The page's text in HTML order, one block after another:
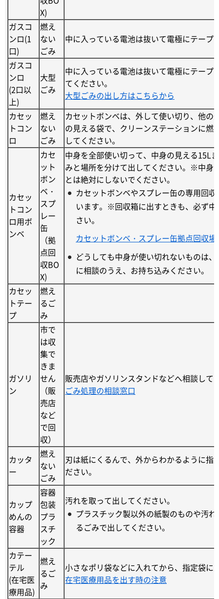
X)
ガスコ
ンロ(1
口)
燃え
ない
ごみ
中に入っている電池は抜いて電極にテープ
ガスコ
ンロ
(2口以
上)
大型
ごみ
中に入っている電池は抜いて電極にテープ
てください。
大型ごみの出し方はこちらから
カセッ
トコン
ロ
燃え
ない
ごみ
カセットボンベは、外して使い切り、他の
の見える袋で、クリーンステーションに燃
してください。
カセッ
トコン
ロ用ボ
ンベ
カセ
ット
ボン
ベ・
スプ
レー
缶
（拠
点回
収BO
X)
中身を全部使い切って、中身の見える15L
みと場所を分けて出してください。※中身
とは絶対にしないでください。
カセットボンベやスプレー缶の専用回
います。※回収箱に出すときも、必ず
さい。
カセットボンベ・スプレー缶拠点回収場
どうしても中身が使い切れないものは
に相談のうえ、お持ち込みください。
カセッ
トテー
プ
燃え
るご
み
ガソリ
ン
市で
は収
集で
きま
せん
（販
売店
など
で回
収）
販売店やガソリンスタンドなどへ相談して
ごみ処理の相談窓口
カッタ
ー
燃え
ない
ごみ
刃は紙にくるんで、外からわかるように指
ださい。
カップ
めんの
容器
容器
包装
プラ
スチ
ック
汚れを取って出してください。
プラスチック製以外の紙製のものや汚
るごみで出してください。
カテー
テル
(在宅医
療用品)
燃え
るご
み
小さなポリ袋などに入れてから、指定袋に
在宅医療用品を出す時の注意